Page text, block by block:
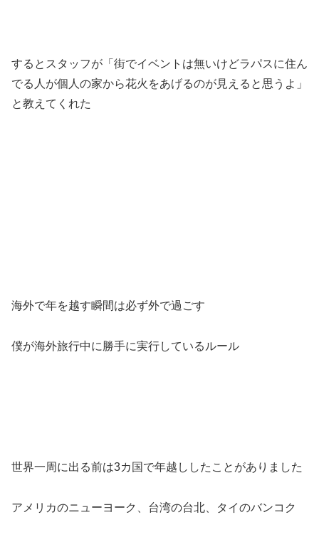
するとスタッフが「街でイベントは無いけどラパスに住ん
でる人が個人の家から花火をあげるのが見えると思うよ」
と教えてくれた
海外で年を越す瞬間は必ず外で過ごす
僕が海外旅行中に勝手に実行しているルール
世界一周に出る前は3カ国で年越ししたことがありました
アメリカのニューヨーク、台湾の台北、タイのバンコク